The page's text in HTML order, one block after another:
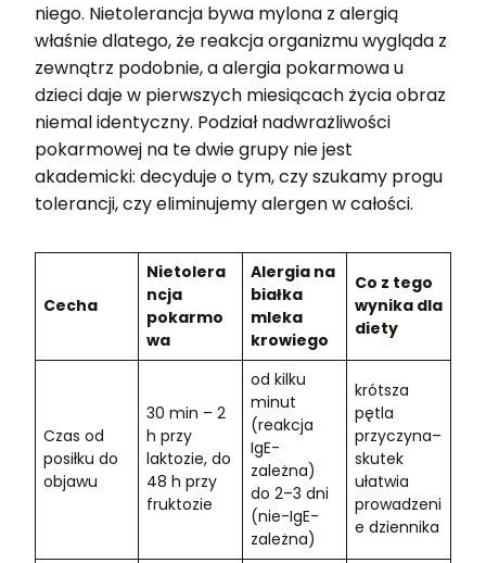
niego. Nietolerancja bywa mylona z alergią
właśnie dlatego, że reakcja organizmu wygląda z
zewnątrz podobnie, a alergia pokarmowa u
dzieci daje w pierwszych miesiącach życia obraz
niemal identyczny. Podział nadwrażliwości
pokarmowej na te dwie grupy nie jest
akademicki: decyduje o tym, czy szukamy progu
tolerancji, czy eliminujemy alergen w całości.
Cecha
Nietolera
ncja
pokarmo
wa
Alergia na
białka
mleka
krowiego
Co z tego
wynika dla
diety
Czas od
posiłku do
objawu
30 min – 2
h przy
laktozie, do
48 h przy
fruktozie
od kilku
minut
(reakcja
IgE-
zależna)
do 2–3 dni
(nie-IgE-
zależna)
krótsza
pętla
przyczyna–
skutek
ułatwia
prowadzeni
e dziennika